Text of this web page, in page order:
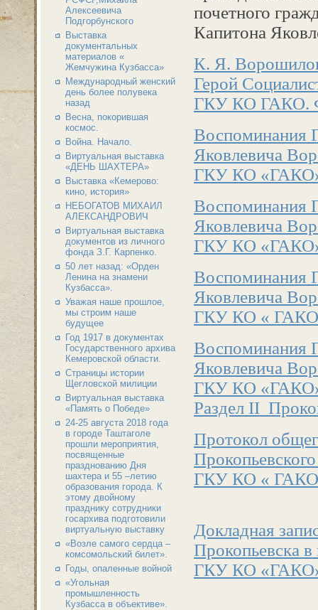
Алексеевича
Подгорбунского
Выставка
документальных
материалов «
Жемчужина Кузбасса»
Международный женский
день более полувека
назад
Весна, покорившая
космос.
Война. Начало.
Виртуальная выставка
«ДЕНЬ ШАХТЕРА»
Выставка «Кемерово:
кино, история»
НЕБОГАТОВ МИХАИЛ
АЛЕКСАНДРОВИЧ
Виртуальная выставка
документов из личного
фонда З.Г. Карпенко.
50 лет назад: «Орден
Ленина на знамени
Кузбасса».
Уважая наше прошлое,
мы строим наше
будущее
Год 1917 в документах
Государственного архива
Кемеровской области.
Страницы истории
Щегловской милиции
Виртуальная выставка
«Память о Победе»
24-25 августа 2018 года
в городе Таштаголе
прошли мероприятия,
посвященные
празднованию Дня
шахтера и 55 –летию
образования города. К
этому двойному
празднику сотрудники
госархива подготовили
виртуальную выставку
«Возле самого сердца –
комсомольский билет».
Годы, опаленные войной
«Угольная
промышленность
Кузбасса в объективе».
почетного
Капитона
К. Я.
Герой
ГКУ КО ГАКО.
Воспоминания
Яковлевича
ГКУ КО
Воспоминания
Яковлевича
ГКУ КО
Воспоминания
Яковлевича
ГКУ КО «
Воспоминания
Яковлевича
ГКУ КО
Раздел II
Протокол
ГКУ КО «
Докладная
Прокопьевска в
ГКУ КО